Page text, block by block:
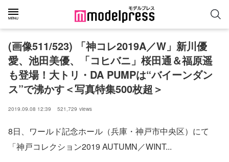
(画像511/523) 「神コレ2019A／W」新川優
愛、池田美優、「コヒバニ」桜田通＆福原遥
も登場！大トリ・DA PUMPは“バイーンダン
ス”で沸かす＜写真特集500枚超＞
2019.09.08 12:39 521,729 views
8日、ワールド記念ホール（兵庫・神戸市中央区）にて
「神戸コレクション2019 AUTUMN／WINT...